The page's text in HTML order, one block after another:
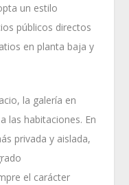
un estilo
públicos directos
en planta baja y
la galería en
las habitaciones. En
privada y aislada,
el carácter